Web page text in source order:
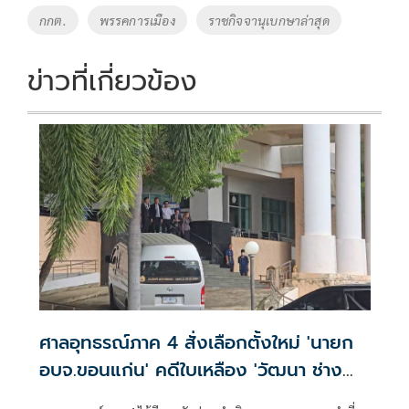
o
k
Li
k
Tags
กกต. พรรคการเมือง ราชกิจจานุเบกษาล่าสุด
ข่าวที่เกี่ยวข้อง
ศาลอุทธรณ์ภาค 4 สั่งเลือกตั้งใหม่ 'นายก
อบจ.ขอนแก่น' คดีใบเหลือง 'วัฒนา ช่าง